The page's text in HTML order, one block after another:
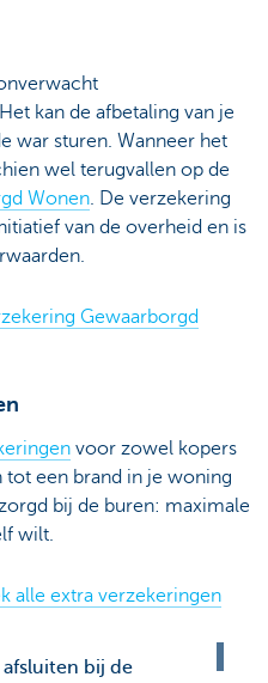
kan de afbetaling van je
war sturen. Wanneer het
wel terugvallen op de
Wonen. De verzekering
van de overheid en is
Gewaarborgd
voor zowel kopers
tot een brand in je woning
bij de buren: maximale
wilt.
alle extra verzekeringen
bij de